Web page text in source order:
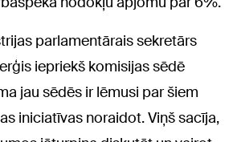
parlamentārais sekretārs
iepriekš komisijas sēdē
jau sēdēs ir lēmusi par šiem
iniciatīvas noraidot. Viņš sacīja,